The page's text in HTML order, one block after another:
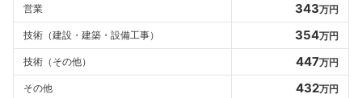
営業
343万円
技術（建設・建築・設備工事） 354万円
技術（その他） 447万円
その他 432万円